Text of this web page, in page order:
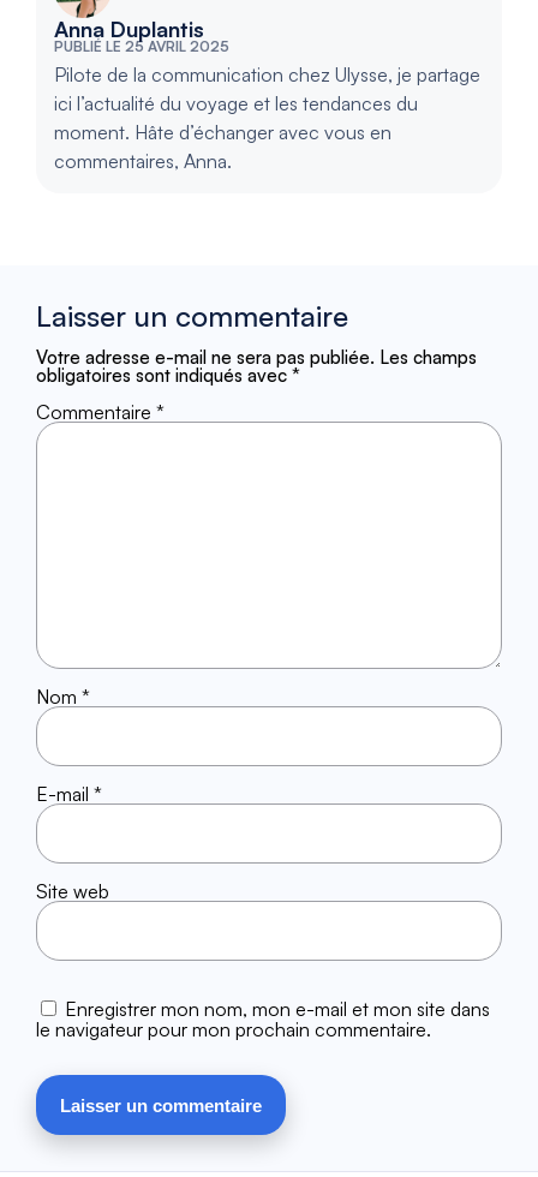
Anna Duplantis
PUBLIÉ LE 25 AVRIL 2025
Pilote de la communication chez Ulysse, je partage
ici l’actualité du voyage et les tendances du
moment. Hâte d’échanger avec vous en
commentaires, Anna.
Laisser un commentaire
Votre adresse e-mail ne sera pas publiée. Les champs
obligatoires sont indiqués avec *
Commentaire *
Nom *
E-mail *
Site web
Enregistrer mon nom, mon e-mail et mon site dans
le navigateur pour mon prochain commentaire.